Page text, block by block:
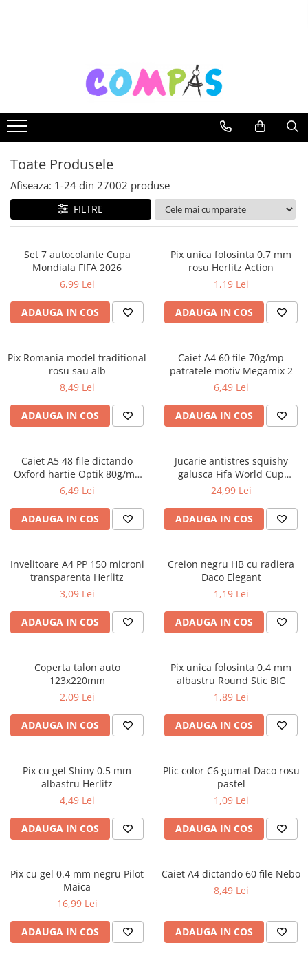
Noutăți Librăria Compas
Souvenir România
Rechizite școlare
Instrumente de scris
Pixuri
Stilouri școlare
Rollere și finelinere
Markere și textmarkere
Creioane mecanice
Creioane colorate
Creioane cerate
Carioci
Radiere
Corectoare și lipici
Mine și rezerve
Accesorii școlare
Etichete școlare
Carnete pentru elevi
Lupe și articole educative
Foarfece școlare
Globuri pământești
Umbrele pentru copii
Termosuri
Pahare și sticle pentru scoală
Cutii pentru depozitare
Caiete școlare și hârtie
Caiete matematică
Caiete muzică
Caiete tip I, II și III
Rezerve pentru caiete
Vocabulare
Blocuri de desen școlare
Hârtie pentru lucru manual
Accesorii geometrie și matematică
Raportoare
Truse geometrie
Socotitori și bețisoare pentru
numărat
Toate Produsele
Afiseaza: 1-24 din 27002 produse
FILTRE
Set 7 autocolante Cupa
Mondiala FIFA 2026
6,99 Lei
ADAUGA IN COS
Pix unica folosinta 0.7 mm
rosu Herlitz Action
1,19 Lei
ADAUGA IN COS
Pix Romania model traditional
rosu sau alb
8,49 Lei
ADAUGA IN COS
Caiet A4 60 file 70g/mp
patratele motiv Megamix 2
6,49 Lei
ADAUGA IN COS
Caiet A5 48 file dictando
Oxford hartie Optik 80g/mp
motiv Touch Trend
6,49 Lei
ADAUGA IN COS
Jucarie antistres squishy
galusca Fifa World Cup
Edition
24,99 Lei
ADAUGA IN COS
Invelitoare A4 PP 150 microni
transparenta Herlitz
3,09 Lei
ADAUGA IN COS
Creion negru HB cu radiera
Daco Elegant
1,19 Lei
ADAUGA IN COS
Coperta talon auto
123x220mm
2,09 Lei
ADAUGA IN COS
Pix unica folosinta 0.4 mm
albastru Round Stic BIC
1,89 Lei
ADAUGA IN COS
Pix cu gel Shiny 0.5 mm
albastru Herlitz
4,49 Lei
ADAUGA IN COS
Plic color C6 gumat Daco rosu
pastel
1,09 Lei
ADAUGA IN COS
Pix cu gel 0.4 mm negru Pilot
Maica
16,99 Lei
ADAUGA IN COS
Caiet A4 dictando 60 file Nebo
8,49 Lei
ADAUGA IN COS